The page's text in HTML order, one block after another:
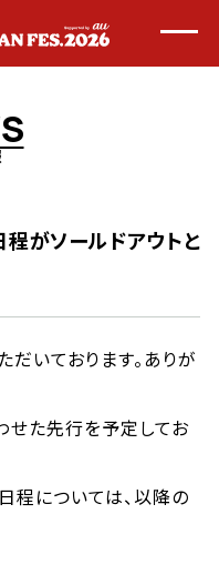
新着情報
タイムテーブル
飲食店
S
がソールドアウトと
いております。ありが
せた先行を予定してお
程については、以降の